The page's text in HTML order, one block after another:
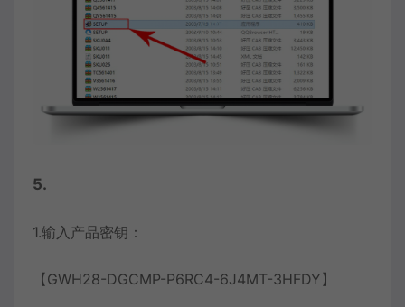
5.
1.输入产品密钥：
【GWH28-DGCMP-P6RC4-6J4MT-3HFDY】